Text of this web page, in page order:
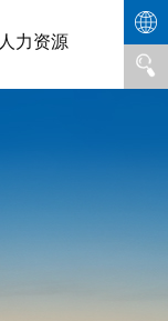
人力资源